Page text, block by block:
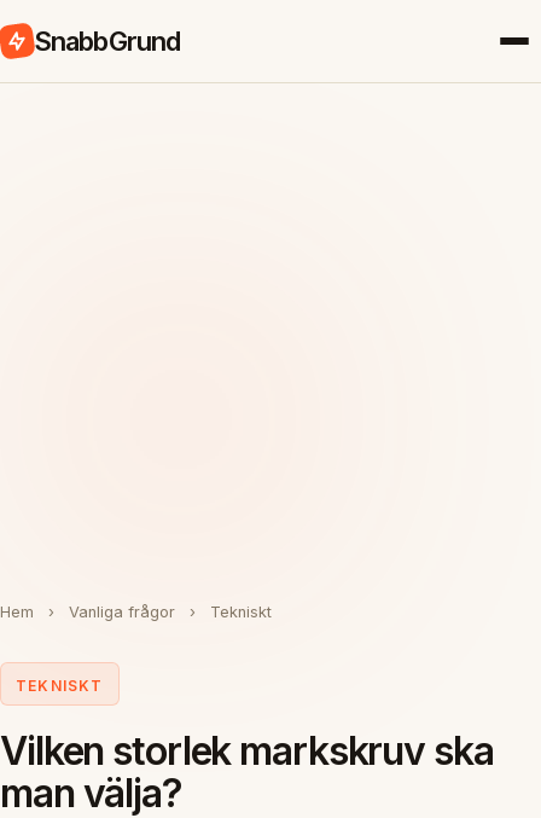
SnabbGrund
Hem › Vanliga frågor › Tekniskt
TEKNISKT
Vilken storlek markskruv ska
man välja?